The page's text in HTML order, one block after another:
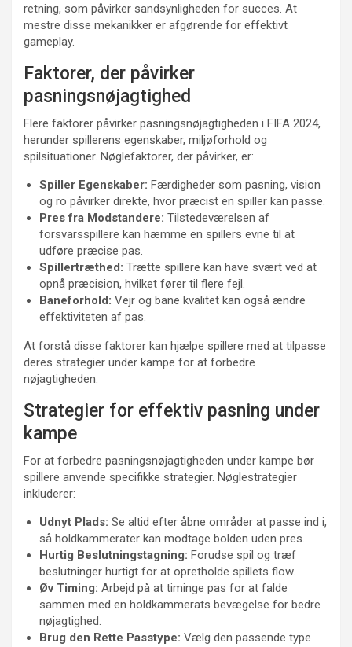
retning, som påvirker sandsynligheden for succes. At
mestre disse mekanikker er afgørende for effektivt
gameplay.
Faktorer, der påvirker
pasningsnøjagtighed
Flere faktorer påvirker pasningsnøjagtigheden i FIFA 2024,
herunder spillerens egenskaber, miljøforhold og
spilsituationer. Nøglefaktorer, der påvirker, er:
Spiller Egenskaber: Færdigheder som pasning, vision
og ro påvirker direkte, hvor præcist en spiller kan passe.
Pres fra Modstandere: Tilstedeværelsen af
forsvarsspillere kan hæmme en spillers evne til at
udføre præcise pas.
Spillertræthed: Trætte spillere kan have svært ved at
opnå præcision, hvilket fører til flere fejl.
Baneforhold: Vejr og bane kvalitet kan også ændre
effektiviteten af pas.
At forstå disse faktorer kan hjælpe spillere med at tilpasse
deres strategier under kampe for at forbedre
nøjagtigheden.
Strategier for effektiv pasning under
kampe
For at forbedre pasningsnøjagtigheden under kampe bør
spillere anvende specifikke strategier. Nøglestrategier
inkluderer:
Udnyt Plads: Se altid efter åbne områder at passe ind i,
så holdkammerater kan modtage bolden uden pres.
Hurtig Beslutningstagning: Forudse spil og træf
beslutninger hurtigt for at opretholde spillets flow.
Øv Timing: Arbejd på at timinge pas for at falde
sammen med en holdkammerats bevægelse for bedre
nøjagtighed.
Brug den Rette Passtype: Vælg den passende type